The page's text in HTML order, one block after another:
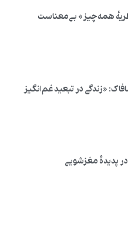
همه‌چیز» بی‌معناست
«زندگی در تبعید غم‌انگیز
پدیدهٔ مغزشویی